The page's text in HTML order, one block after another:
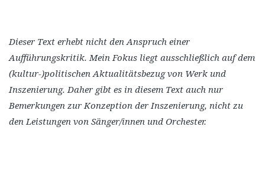
Dieser Text erhebt nicht den Anspruch einer
Aufführungskritik. Mein Fokus liegt ausschließlich auf dem
(kultur-)politischen Aktualitätsbezug von Werk und
Inszenierung. Daher gibt es in diesem Text auch nur
Bemerkungen zur Konzeption der Inszenierung, nicht zu
den Leistungen von Sänger/innen und Orchester.